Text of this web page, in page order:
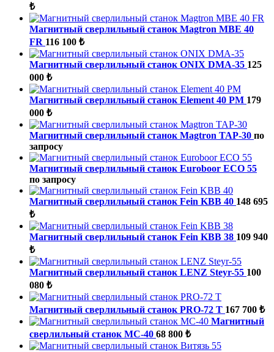
₺
Магнитный сверлильный станок Magtron MBE 40
FR 116 100 ₺
Магнитный сверлильный станок ONIX DMA-35 125
000 ₺
Магнитный сверлильный станок Element 40 PM 179
000 ₺
Магнитный сверлильный станок Magtron TAP-30 по
запросу
Магнитный сверлильный станок Euroboor ECO 55
по запросу
Магнитный сверлильный станок Fein KBB 40 148 695
₺
Магнитный сверлильный станок Fein KBB 38 109 940
₺
Магнитный сверлильный станок LENZ Steyr-55 100
080 ₺
Магнитный сверлильный станок PRO-72 T 167 700 ₺
Магнитный
сверлильный станок МС-40 68 800 ₺